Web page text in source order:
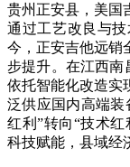
贵州正安县，美国
通过工艺改良与
今，正安吉他远销
步提升。在江西南
依托智能化改造实
泛供应国内高端装
红利”转向“技术红
科技赋能，县域经